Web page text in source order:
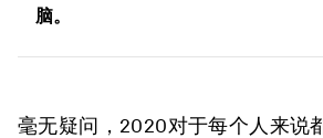
脑。
毫无疑问，2020对于每个人来说